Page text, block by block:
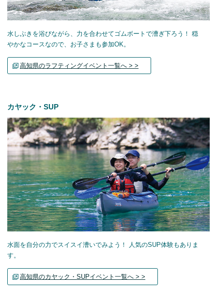
水しぶきを浴びながら、力を合わせてゴムボートで漕ぎ下ろう！ 穏
やかなコースなので、お子さまも参加OK。
高知県のラフティングイベント一覧へ > >
カヤック・SUP
水面を自分の力でスイスイ漕いでみよう！ 人気のSUP体験もありま
す。
高知県のカヤック・SUPイベント一覧へ > >